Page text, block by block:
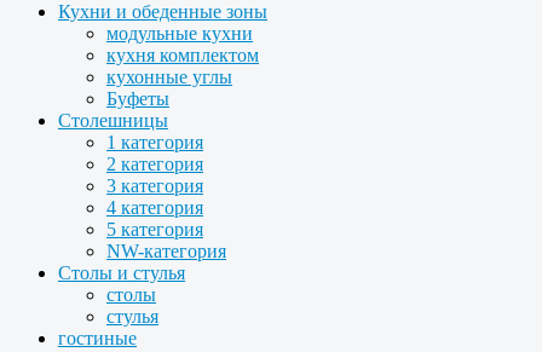
Кухни и обеденные зоны
модульные кухни
кухня комплектом
кухонные углы
Буфеты
Столешницы
1 категория
2 категория
3 категория
4 категория
5 категория
NW-категория
Столы и стулья
столы
стулья
гостиные